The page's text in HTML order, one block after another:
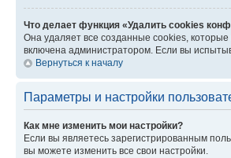
Что делает функция «Удалить cookies
Она удаляет все созданные cookies,
включена администратором. Если вы
Вернуться к началу
Параметры и настройки
Как мне изменить мои настройки?
Если вы являетесь зарегистрированным
вы можете изменить все свои настройки.